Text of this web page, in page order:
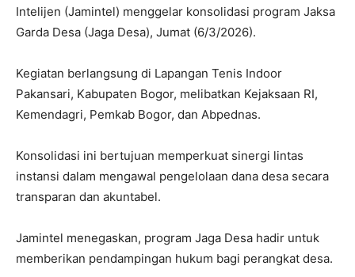
Intelijen (Jamintel) menggelar konsolidasi program Jaksa
Garda Desa (Jaga Desa), Jumat (6/3/2026).
Kegiatan berlangsung di Lapangan Tenis Indoor
Pakansari, Kabupaten Bogor, melibatkan Kejaksaan RI,
Kemendagri, Pemkab Bogor, dan Abpednas.
Konsolidasi ini bertujuan memperkuat sinergi lintas
instansi dalam mengawal pengelolaan dana desa secara
transparan dan akuntabel.
Jamintel menegaskan, program Jaga Desa hadir untuk
memberikan pendampingan hukum bagi perangkat desa.